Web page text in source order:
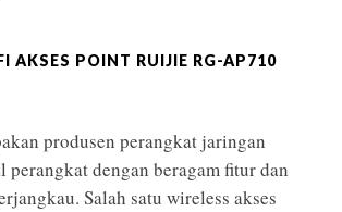
AKSES POINT RUIJIE RG-AP710
produsen perangkat jaringan
perangkat dengan beragam fitur dan
Salah satu wireless akses